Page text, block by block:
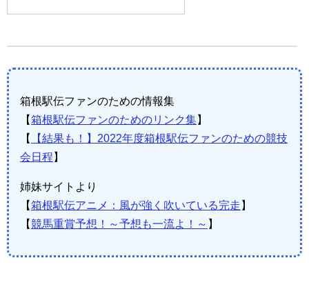
箱根駅伝ファンのための情報集
【箱根駅伝ファンのためのリンク集】
【
【結果も！】2022年度箱根駅伝ファンのための競技
会日程 】
姉妹サイトより
【箱根駅伝アニメ：風が強く吹いている完走 】
【競馬重賞予想！～予想も一流よ！～ 】